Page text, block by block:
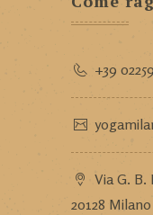
+39
Via G. B.
20128 Milano